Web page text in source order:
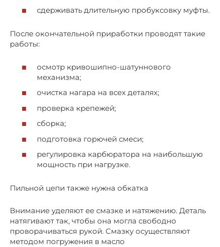
сдерживать длительную пробуксовку муфты.
После окончательной приработки проводят такие
работы:
осмотр кривошипно-шатуннового
механизма;
очистка нагара на всех деталях;
проверка крепежей;
сборка;
подготовка горючей смеси;
регулировка карбюратора на наибольшую
мощность при нагрузке.
Пильной цепи также нужна обкатка
Внимание уделяют ее смазке и натяжению. Деталь
натягивают так, чтобы она могла свободно
проворачиваться рукой. Смазку осуществляют
методом погружения в масло